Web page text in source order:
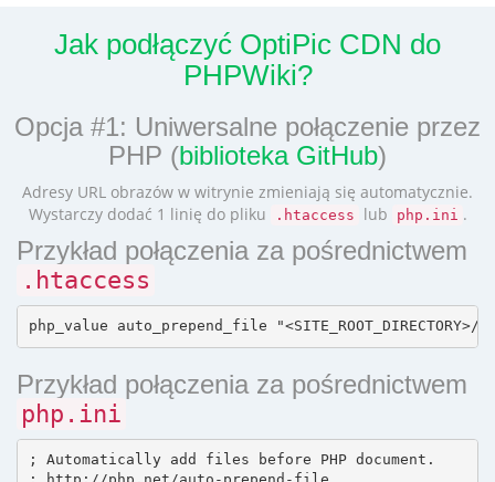
Jak podłączyć OptiPic CDN do
PHPWiki?
Opcja #1: Uniwersalne połączenie przez
PHP (biblioteka GitHub)
Adresy URL obrazów w witrynie zmieniają się automatycznie.
Wystarczy dodać 1 linię do pliku
.htaccess lub php.ini .
Przykład połączenia za pośrednictwem
.htaccess
Przykład połączenia za pośrednictwem
php.ini
; Automatically add files before PHP document.